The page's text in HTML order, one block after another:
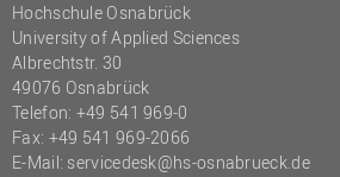
Science to Business GmbH
Studierendensekretariat
Studium und Lehre
Transfer- und
Innovationsmanagement
Hochschule Osnabrück
University of Applied Sciences
Albrechtstr. 30
49076 Osnabrück
Telefon: +49 541 969-0
Fax: +49 541 969-2066
E-Mail: servicedesk@hs-osnabrueck.de